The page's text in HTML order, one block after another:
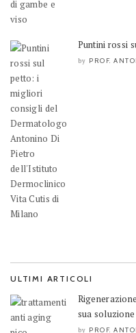
Puntini rossi
by PROF.
ULTIMI ARTICOLI
sua soluzione
by PROF.